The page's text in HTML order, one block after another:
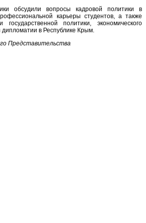
обсудили вопросы кадровой политики в
карьеры студентов, а также
государственной политики, экономического
в Республике Крым.
Представительства